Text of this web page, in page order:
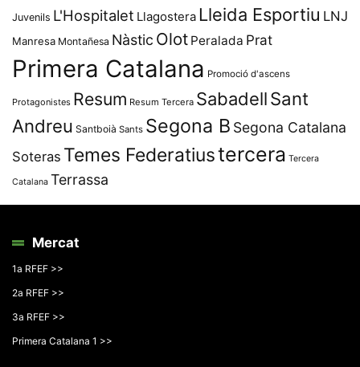
Juvenils L'Hospitalet Llagostera Lleida Esportiu LNJ
Manresa Montañesa Nàstic Olot Peralada Prat
Primera Catalana Promoció d'ascens
Protagonistes Resum Resum Tercera SabadellSant
Andreu Santboià Sants Segona B Segona Catalana
Soteras Temes Federatiustercera Tercera
Catalana Terrassa
Mercat
1a RFEF >>
2a RFEF >>
3a RFEF >>
Primera Catalana 1 >>